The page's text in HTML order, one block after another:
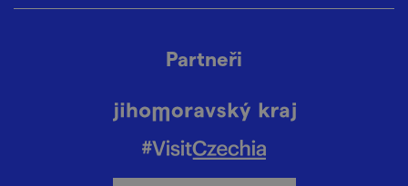
Partneři